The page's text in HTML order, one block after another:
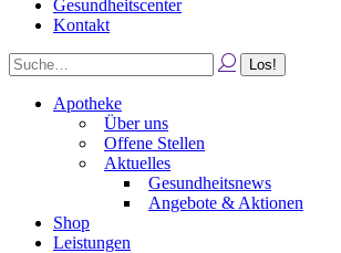
Gesundheitscenter
Kontakt
Apotheke
Über uns
Offene Stellen
Aktuelles
Gesundheitsnews
Angebote & Aktionen
Shop
Leistungen